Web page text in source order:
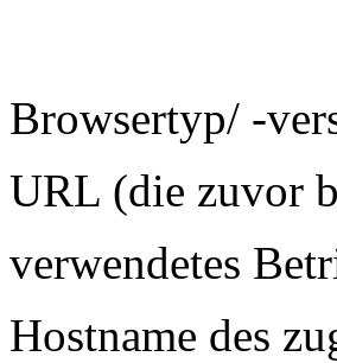
Browsertyp/ -
URL (die zuvor
verwendetes
Hostname des